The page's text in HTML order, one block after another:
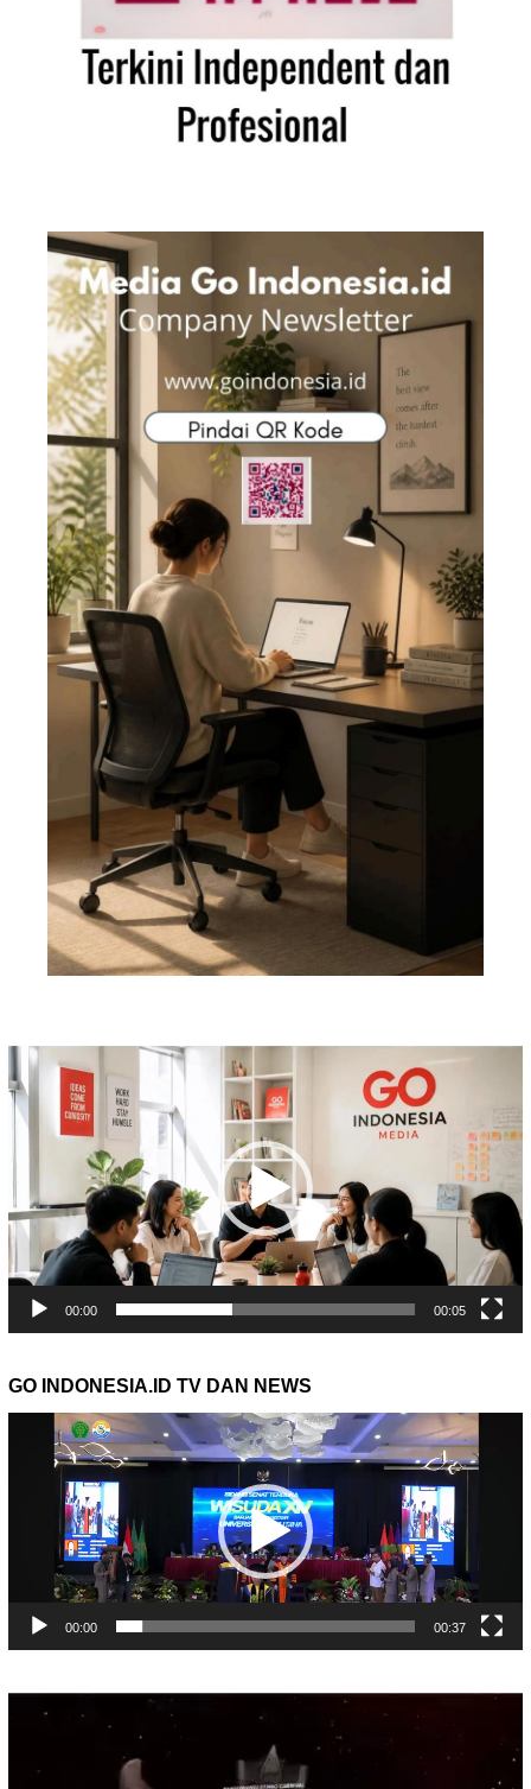
Pemutar
Video
00:00 00:05
GO INDONESIA.ID TV DAN NEWS
Pemutar
00:00 00:37